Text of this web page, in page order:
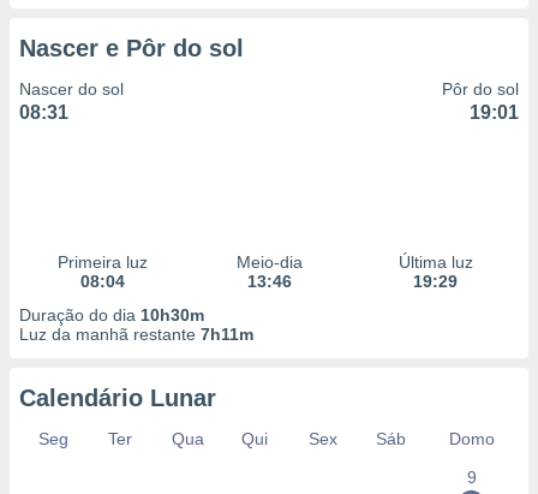
Nascer e Pôr do sol
Nascer do sol
08:31
Pôr do sol
19:01
Primeira luz
08:04
Meio-dia
13:46
Última luz
19:29
Duração do dia 10h30m
Luz da manhã restante 7h11m
Calendário Lunar
Seg Ter Qua Qui Sex Sáb
Domo
9